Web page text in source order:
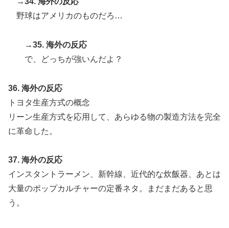
野球はアメリカのものだろ…
→35. 海外の反応
で、どっちが強いんだよ？
36. 海外の反応
トヨタ生産方式の概念
リーン生産方式を応用して、あらゆる物の製造方法を完全
に革命した。
37. 海外の反応
インスタントラーメン、新幹線、近代的な炊飯器、あとは
大量のポップカルチャーの定番ネタ。まだまだあると思
う。